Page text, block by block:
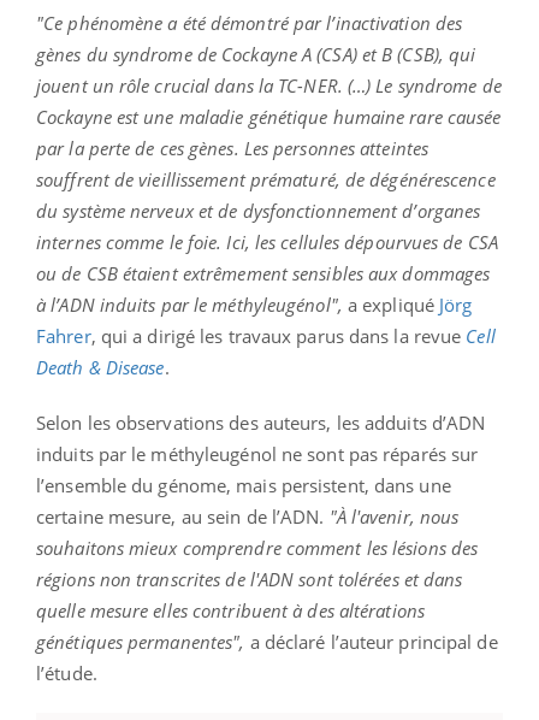
"Ce phénomène a été démontré par l’inactivation des
gènes du syndrome de Cockayne A (CSA) et B (CSB), qui
jouent un rôle crucial dans la TC-NER. (…) Le syndrome de
Cockayne est une maladie génétique humaine rare causée
par la perte de ces gènes. Les personnes atteintes
souffrent de vieillissement prématuré, de dégénérescence
du système nerveux et de dysfonctionnement d’organes
internes comme le foie. Ici, les cellules dépourvues de CSA
ou de CSB étaient extrêmement sensibles aux dommages
à l’ADN induits par le méthyleugénol", a expliqué Jörg
Fahrer, qui a dirigé les travaux parus dans la revue Cell
Death & Disease.
Selon les observations des auteurs, les adduits d’ADN
induits par le méthyleugénol ne sont pas réparés sur
l’ensemble du génome, mais persistent, dans une
certaine mesure, au sein de l’ADN. "À l'avenir, nous
souhaitons mieux comprendre comment les lésions des
régions non transcrites de l'ADN sont tolérées et dans
quelle mesure elles contribuent à des altérations
génétiques permanentes", a déclaré l’auteur principal de
l’étude.